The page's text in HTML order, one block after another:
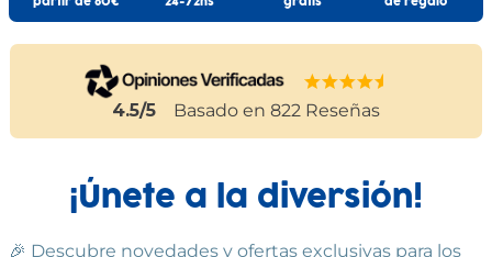
4.5/5 Basado en 822 Reseñas
¡Únete a la diversión!
🎉 Descubre novedades y ofertas exclusivas para los